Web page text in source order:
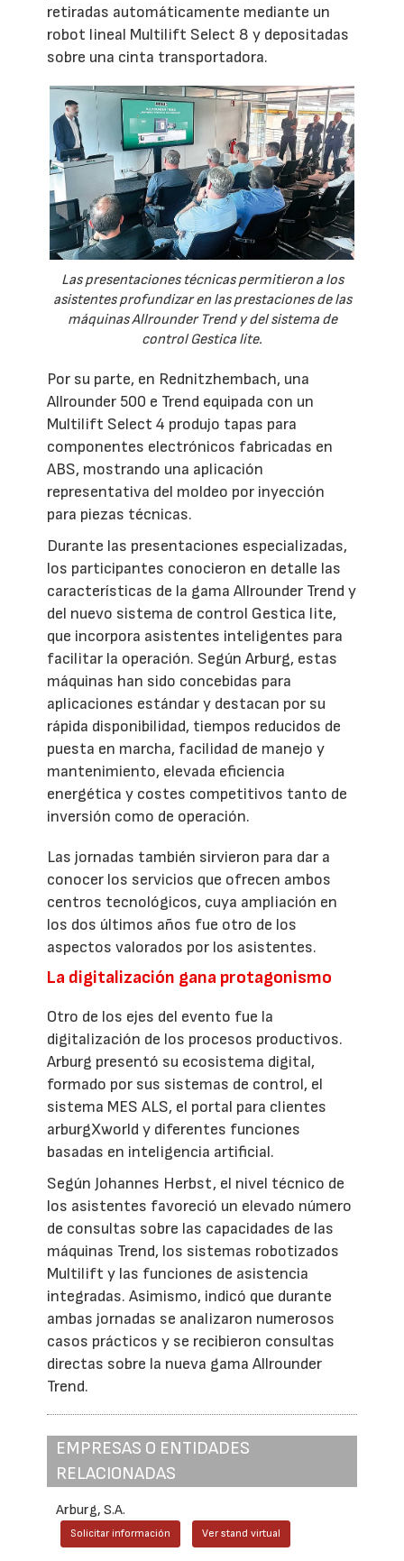
retiradas automáticamente mediante un
robot lineal Multilift Select 8 y depositadas
sobre una cinta transportadora.
Las presentaciones técnicas permitieron a los
asistentes profundizar en las prestaciones de las
máquinas Allrounder Trend y del sistema de
control Gestica lite.
Por su parte, en Rednitzhembach, una
Allrounder 500 e Trend equipada con un
Multilift Select 4 produjo tapas para
componentes electrónicos fabricadas en
ABS, mostrando una aplicación
representativa del moldeo por inyección
para piezas técnicas.
Durante las presentaciones especializadas,
los participantes conocieron en detalle las
características de la gama Allrounder Trend y
del nuevo sistema de control Gestica lite,
que incorpora asistentes inteligentes para
facilitar la operación. Según Arburg, estas
máquinas han sido concebidas para
aplicaciones estándar y destacan por su
rápida disponibilidad, tiempos reducidos de
puesta en marcha, facilidad de manejo y
mantenimiento, elevada eficiencia
energética y costes competitivos tanto de
inversión como de operación.
Las jornadas también sirvieron para dar a
conocer los servicios que ofrecen ambos
centros tecnológicos, cuya ampliación en
los dos últimos años fue otro de los
aspectos valorados por los asistentes.
La digitalización gana protagonismo
Otro de los ejes del evento fue la
digitalización de los procesos productivos.
Arburg presentó su ecosistema digital,
formado por sus sistemas de control, el
sistema MES ALS, el portal para clientes
arburgXworld y diferentes funciones
basadas en inteligencia artificial.
Según Johannes Herbst, el nivel técnico de
los asistentes favoreció un elevado número
de consultas sobre las capacidades de las
máquinas Trend, los sistemas robotizados
Multilift y las funciones de asistencia
integradas. Asimismo, indicó que durante
ambas jornadas se analizaron numerosos
casos prácticos y se recibieron consultas
directas sobre la nueva gama Allrounder
Trend.
EMPRESAS O ENTIDADES
RELACIONADAS
Arburg, S.A.
Solicitar información Ver stand virtual